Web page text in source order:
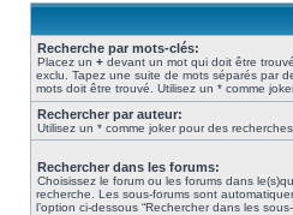
Recherche par mots-clés:
Placez un + devant un mot qui doit être
exclu. Tapez une suite de mots séparés par
mots doit être trouvé. Utilisez un * comme
Rechercher par auteur:
Utilisez un * comme joker pour des recherches
Rechercher dans les forums:
Choisissez le forum ou les forums dans
recherche. Les sous-forums sont
l’option ci-dessous “Rechercher dans les sous-